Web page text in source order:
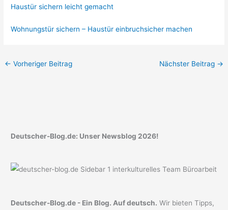
Haustür sichern leicht gemacht
Wohnungstür sichern – Haustür einbruchsicher machen
← Vorheriger Beitrag Nächster Beitrag →
Deutscher-Blog.de: Unser Newsblog 2026!
Deutscher-Blog.de - Ein Blog. Auf deutsch. Wir bieten Tipps,